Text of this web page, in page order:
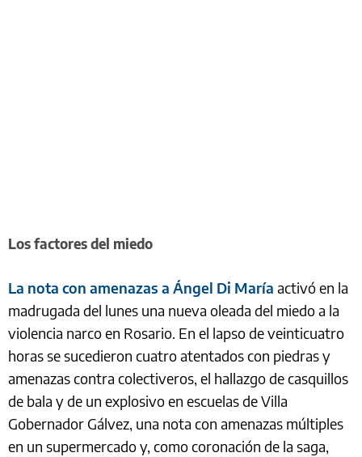
Los factores del miedo
La nota con amenazas a Ángel Di María activó en la
madrugada del lunes una nueva oleada del miedo a la
violencia narco en Rosario. En el lapso de veinticuatro
horas se sucedieron cuatro atentados con piedras y
amenazas contra colectiveros, el hallazgo de casquillos
de bala y de un explosivo en escuelas de Villa
Gobernador Gálvez, una nota con amenazas múltiples
en un supermercado y, como coronación de la saga,